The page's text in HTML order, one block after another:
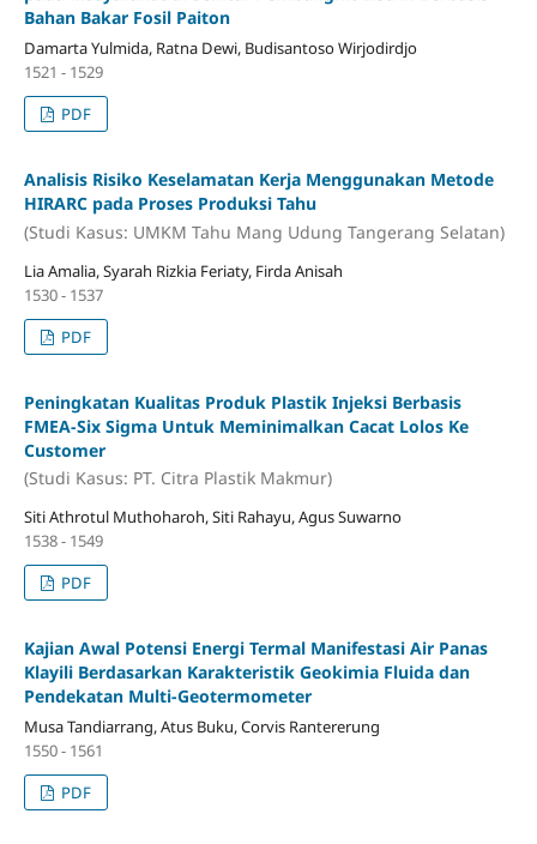
Bahan Bakar Fosil Paiton
Damarta Yulmida, Ratna Dewi, Budisantoso Wirjodirdjo
1521 - 1529
PDF
Analisis Risiko Keselamatan Kerja Menggunakan Metode
HIRARC pada Proses Produksi Tahu
(Studi Kasus: UMKM Tahu Mang Udung Tangerang Selatan)
Lia Amalia, Syarah Rizkia Feriaty, Firda Anisah
1530 - 1537
PDF
Peningkatan Kualitas Produk Plastik Injeksi Berbasis
FMEA-Six Sigma Untuk Meminimalkan Cacat Lolos Ke
Customer
(Studi Kasus: PT. Citra Plastik Makmur)
Siti Athrotul Muthoharoh, Siti Rahayu, Agus Suwarno
1538 - 1549
PDF
Kajian Awal Potensi Energi Termal Manifestasi Air Panas
Klayili Berdasarkan Karakteristik Geokimia Fluida dan
Pendekatan Multi-Geotermometer
Musa Tandiarrang, Atus Buku, Corvis Rantererung
1550 - 1561
PDF